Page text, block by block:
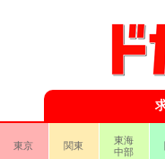
東京 関東
東海
中部